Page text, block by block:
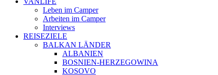
Leben im Camper
Arbeiten im Camper
Interviews
REISEZIELE
BALKAN LÄNDER
ALBANIEN
BOSNIEN-HERZEGOWINA
KOSOVO